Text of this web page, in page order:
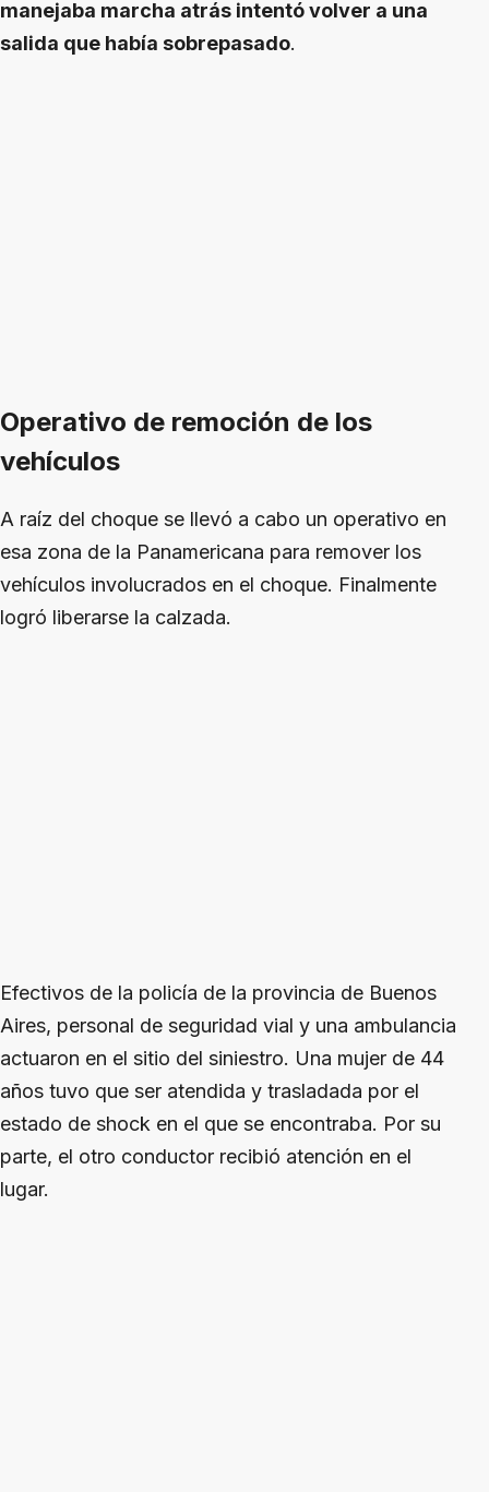
manejaba marcha atrás intentó volver a una
salida que había sobrepasado.
Operativo de remoción de los
vehículos
A raíz del choque se llevó a cabo un operativo en
esa zona de la Panamericana para remover los
vehículos involucrados en el choque. Finalmente
logró liberarse la calzada.
Efectivos de la policía de la provincia de Buenos
Aires, personal de seguridad vial y una ambulancia
actuaron en el sitio del siniestro. Una mujer de 44
años tuvo que ser atendida y trasladada por el
estado de shock en el que se encontraba. Por su
parte, el otro conductor recibió atención en el
lugar.